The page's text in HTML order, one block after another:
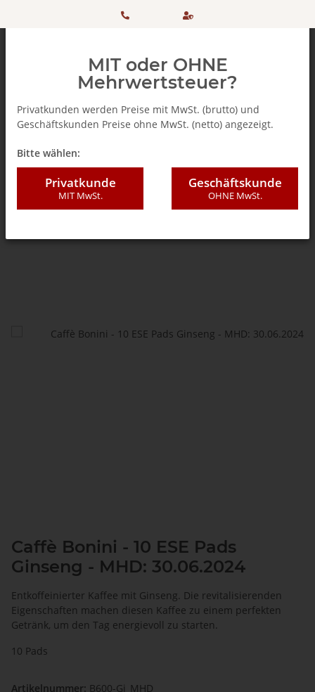
+ 49
506 98
einkaufen
SSL
Caffè Bonini - 10 ESE Pads
Ginseng - MHD: 30.06.2024
Entkoffeinierter Kaffee mit Ginseng. Die revitalisierenden
Eigenschaften machen diesen Kaffee zu einem perfekten
Getränk, um den Tag energievoll zu starten.
10 Pads
Artikelnummer: B600-Gi_MHD
MIT oder OHNE
Mehrwertsteuer?
Privatkunden werden Preise mit MwSt. (brutto) und
Geschäftskunden Preise ohne MwSt. (netto) angezeigt.
Bitte wählen:
Privatkunde
MIT MwSt.
Geschäftskunde
OHNE MwSt.